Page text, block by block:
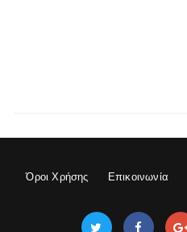
Όροι Χρήσης Επικοινωνία